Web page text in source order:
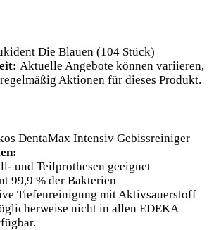
Die Blauen (104 Stück)
Aktuelle Angebote können variieren,
Aktionen für dieses Produkt.
DentaMax Intensiv Gebissreiniger
und Teilprothesen geeignet
99,9 % der Bakterien
Tiefenreinigung mit Aktivsauerstoff
nicht in allen EDEKA
.